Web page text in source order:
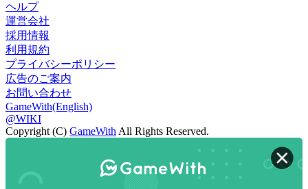
ヘルプ
運営会社
採用情報
利用規約
プライバシーポリシー
広告のご案内
お問い合わせ
GameWith(English)
@WIKI
Copyright (C) GameWith All Rights Reserved.